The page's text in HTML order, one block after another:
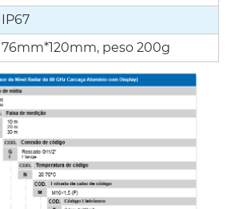
IP67
76mm*120mm, peso 200g